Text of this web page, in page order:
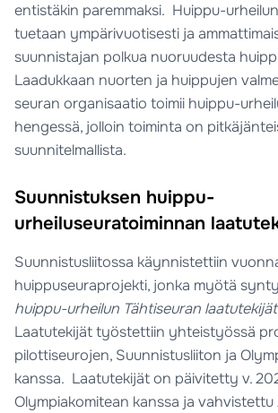
entistäkin paremmaksi. Huippu-
tuetaan ympärivuotisesti ja
suunnistajan polkua nuoruudesta
Laadukkaan nuorten ja huippujen
seuran organisaatio toimii huippu-
hengessä, jolloin toiminta on
suunnitelmallista.
Suunnistuksen huippu-
urheiluseuratoiminnan
Suunnistusliitossa käynnistettiin
huippuseuraprojekti, jonka myötä
huippu-urheilun Tähtiseuran laatutekijät
Laatutekijät työstettiin yhteistyössä
pilottiseurojen, Suunnistusliiton ja
kanssa. Laatutekijät on päivitetty v.
Olympiakomitean kanssa ja vahvistettu